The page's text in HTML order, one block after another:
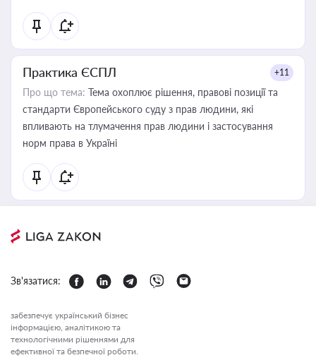
Практика ЄСПЛ +11
Про що тема: Тема охоплює рішення, правові позиції та
стандарти Європейського суду з прав людини, які
впливають на тлумачення прав людини і застосування
норм права в Україні
Зв'язатися:
забезпечує український бізнес
інформацією, аналітикою та
технологічними рішеннями для
ефективної та безпечної роботи.